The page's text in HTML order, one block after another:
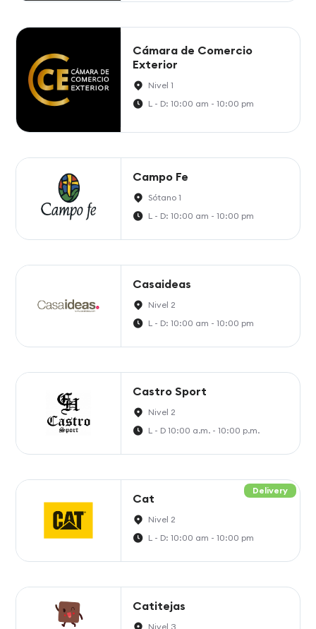
Cámara de Comercio
Exterior
Nivel 1
L - D: 10:00 am - 10:00 pm
Campo Fe
Sótano 1
L - D: 10:00 am - 10:00 pm
Casaideas
Nivel 2
L - D: 10:00 am - 10:00 pm
Castro Sport
Nivel 2
L - D 10:00 a.m. - 10:00 p.m.
Delivery
Cat
Nivel 2
L - D: 10:00 am - 10:00 pm
Catitejas
Nivel 3